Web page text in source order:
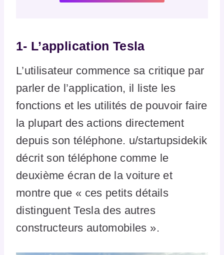
1- L’application Tesla
L’utilisateur commence sa critique par
parler de l’application, il liste les
fonctions et les utilités de pouvoir faire
la plupart des actions directement
depuis son téléphone. u/startupsidekik
décrit son téléphone comme le
deuxième écran de la voiture et
montre que « ces petits détails
distinguent Tesla des autres
constructeurs automobiles ».